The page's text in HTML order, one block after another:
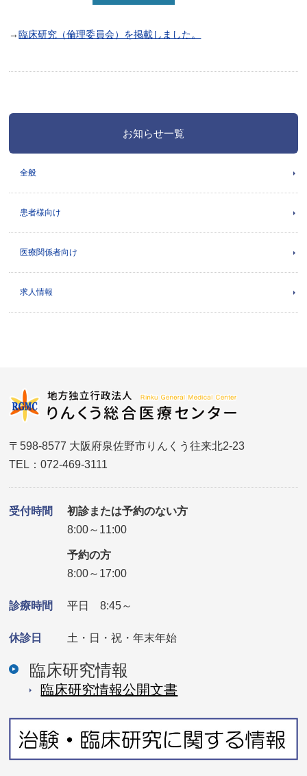
→ 臨床研究（倫理委員会）を掲載しました。
お知らせ一覧
全般
患者様向け
医療関係者向け
求人情報
〒598-8577 大阪府泉佐野市りんくう往来北2-23
TEL：072-469-3111
受付時間
初診または予約のない方
8:00～11:00
予約の方
8:00～17:00
診療時間 平日 8:45～
休診日 土・日・祝・年末年始
臨床研究情報
臨床研究情報公開⽂書